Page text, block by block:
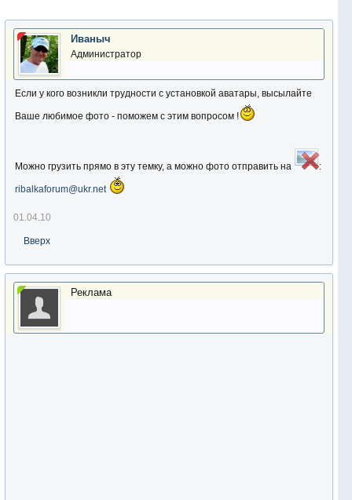
Иваныч
Администратор
Если у кого возникли трудности с установкой аватары, высылайте
Ваше любимое фото - поможем с этим вопросом !
Можно грузить прямо в эту темку, а можно фото отправить на :
ribalkaforum@ukr.net
01.04.10
Вверх
Реклама